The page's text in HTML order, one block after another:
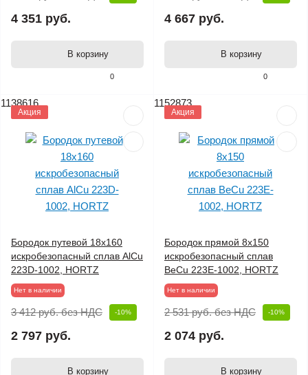
0
4 351 руб.
В корзину
0
4 667 руб.
В корзину
1138616
Акция
Бородок путевой 18х160
искробезопасный сплав AlCu
223D-1002, HORTZ
Нет в наличии
3 412 руб.без НДС -10%
2 797 руб.
В корзину
1152873
Акция
Бородок прямой 8х150
искробезопасный сплав
BeCu 223E-1002, HORTZ
Нет в наличии
2 531 руб.без НДС -10%
2 074 руб.
В корзину